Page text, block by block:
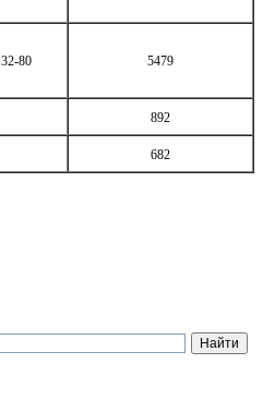
32-80 5479
892
682